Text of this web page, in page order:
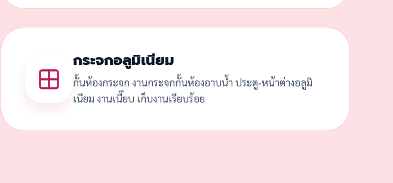
กระจกอลูมิเนียม
กั้นห้องกระจก งานกระจกกั้นห้องอาบน้ำ ประตู-หน้าต่างอลูมิ
เนียม งานเนี๊ยบ เก็บงานเรียบร้อย